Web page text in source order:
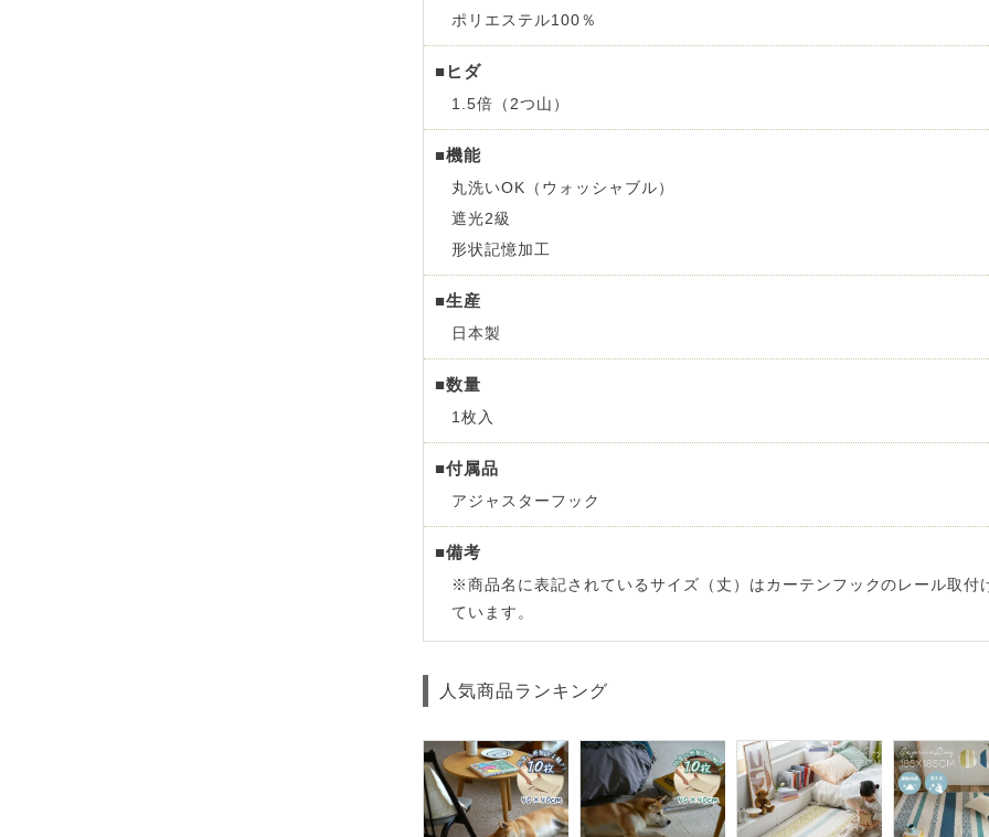
ポリエステル100％
■ヒダ
1.5倍（2つ山）
■機能
丸洗いOK（ウォッシャブル）
遮光2級
形状記憶加工
■生産
日本製
■数量
1枚入
■付属品
アジャスターフック
■備考
※商品名に表記されているサイズ（丈）はカーテンフックのレール取付
ています。
人気商品ランキング